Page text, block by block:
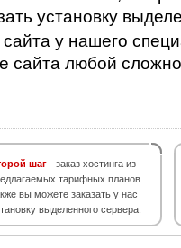
установку
сайта у нашего
сайта любой
шаг - заказ хостинга из
тарифных планов.
вы можете заказать у нас
выделенного сервера.